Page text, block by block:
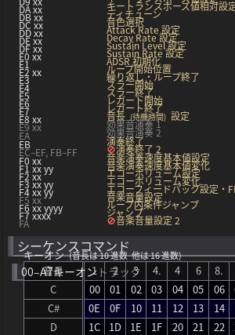
DA xx
キートランスポーズ値相対設
DB xx
ディチューン
DC xx
音色選択
DD xx
Attack Rate 設定
DE xx
Decay Rate 設定
DF xx
Sustain Level 設定
E0 xx
Sustain Rate 設定
E1
ADSR 初期化
E2 xx
ループ開始位置
E3
繰り返し・ループ終了
E4
スラー開始
E5
スラー終了
E6
レガート開始
E7
レガート終了
E8 xx
音長 (待機時間) 設定
E9 xx
効果音演奏 1
EA
効果音演奏 2
EB
演奏終了
EC–EF, FB–FF
演奏終了 2
F0 xx
音楽演奏速度基本値設定
F1 xx yy
音楽演奏速度基本値変化
F2 xx
エコーボリューム設定
F3 xx yy
エコーボリューム変化
F4xxyy エコーフィードバック設定・
F5 xx 音楽音量設定
F6 xx yyyy
ループ内条件ジャンプ
F7 xxxx
ジャンプ
FA
音楽音量設定 2
シーケンスコマンド
00–A7キーオン トラック
キーオン (音長は 10 進数 他は 16 進数)
音長 1 2 3 4. 4 6 8.
C
00 01 02 03 04 05 06
C#
0E 0F 10 11 12 13 14
D
1C 1D 1E 1F 20 21 22